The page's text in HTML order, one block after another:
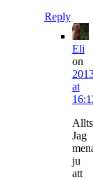
Reply
Eli
on
at
Jag
ju
att